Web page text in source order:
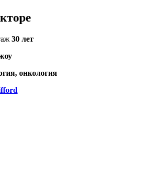
30 лет
онкология